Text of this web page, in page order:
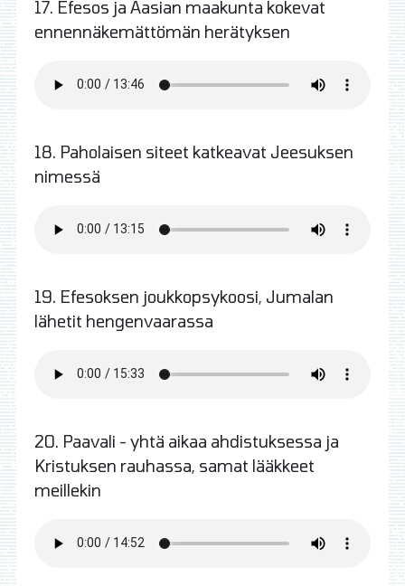
17. Efesos ja Aasian maakunta kokevat
ennennäkemättömän herätyksen
18. Paholaisen siteet katkeavat Jeesuksen
nimessä
19. Efesoksen joukkopsykoosi, Jumalan
lähetit hengenvaarassa
20. Paavali - yhtä aikaa ahdistuksessa ja
Kristuksen rauhassa, samat lääkkeet
meillekin